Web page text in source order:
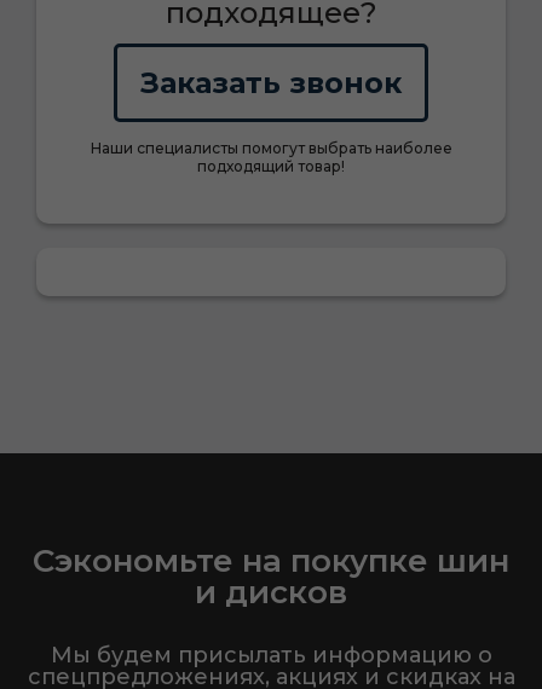
подходящее?
Заказать звонок
Наши специалисты помогут выбрать наиболее
подходящий товар!
Сэкономьте на покупке шин
и дисков
Мы будем присылать информацию о
спецпредложениях, акциях и скидках на